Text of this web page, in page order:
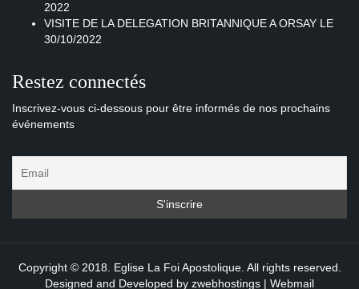
2022
VISITE DE LA DELEGATION BRITANNIQUE A ORSAY LE
30/10/2022
Restez connectés
Inscrivez-vous ci-dessous pour être informés de nos prochains
événements
Copyright © 2018. Eglise La Foi Apostolique. All rights reserved.
Designed and Developed by zwebhostings | Webmail